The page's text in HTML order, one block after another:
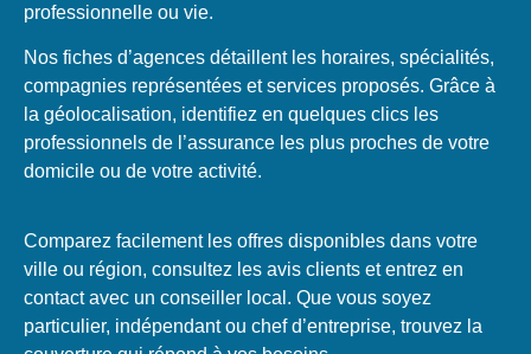
professionnelle ou vie.
Nos fiches d’agences détaillent les horaires, spécialités,
compagnies représentées et services proposés. Grâce à
la géolocalisation, identifiez en quelques clics les
professionnels de l’assurance les plus proches de votre
domicile ou de votre activité.
Comparez facilement les offres disponibles dans votre
ville ou région, consultez les avis clients et entrez en
contact avec un conseiller local. Que vous soyez
particulier, indépendant ou chef d’entreprise, trouvez la